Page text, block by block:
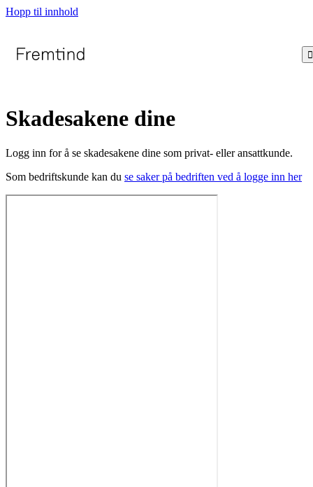
Hopp til innhold

Skadesakene dine
Logg inn for å se skadesakene dine som privat- eller ansattkunde.
Som bedriftskunde kan du se saker på bedriften ved å logge inn her